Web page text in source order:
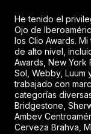
He tenido el
Ojo de
los Clio Awards.
de alto nivel,
Awards, New York
Sol, Webby, Luum
trabajado con
categorías
Bridgestone,
Ambev
Cerveza Brahva,